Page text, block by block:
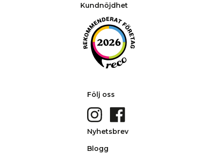
Kundnöjdhet
Följ oss
Nyhetsbrev
Blogg